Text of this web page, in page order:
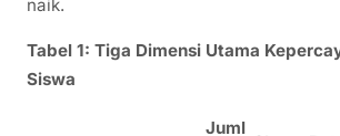
naik.
Tabel 1: Tiga Dimensi Utama
Siswa
Juml